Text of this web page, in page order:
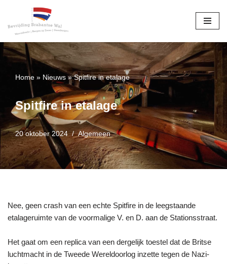
Ga
de
inhoud
Home » Nieuws»Spitfire in etalage
Spitfire in etalage
20 oktober 2024 Algemeen
Nee, geen crash van een echte Spitfire in de leegstaande
etalageruimte van de voormalige V. en D. aan de Stationsstraat.
Het gaat om een replica van een dergelijk toestel dat de Britse
luchtmacht in de Tweede Wereldoorlog inzette tegen de Nazi-